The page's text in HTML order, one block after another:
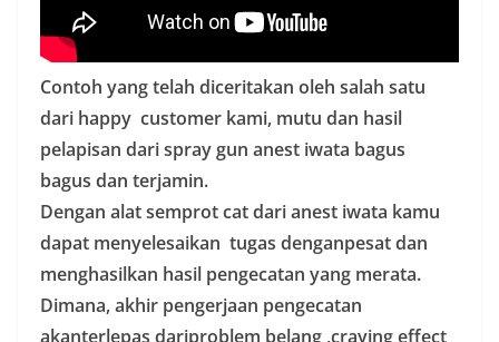
Contoh yang telah diceritakan oleh salah satu
dari happy customer kami, mutu dan hasil
pelapisan dari spray gun anest iwata bagus
bagus dan terjamin.
Dengan alat semprot cat dari anest iwata kamu
dapat menyelesaikan tugas denganpesat dan
menghasilkan hasil pengecatan yang merata.
Dimana, akhir pengerjaan pengecatan
akanterlepas dariproblem belang ,craying effect